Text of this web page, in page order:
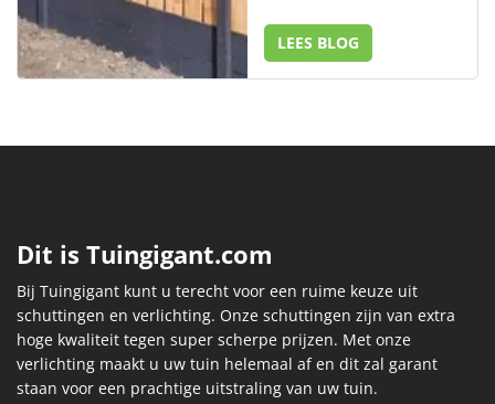
LEES BLOG
Dit is Tuingigant.com
Bij Tuingigant kunt u terecht voor een ruime keuze uit
schuttingen en verlichting. Onze schuttingen zijn van extra
hoge kwaliteit tegen super scherpe prijzen. Met onze
verlichting maakt u uw tuin helemaal af en dit zal garant
staan voor een prachtige uitstraling van uw tuin.